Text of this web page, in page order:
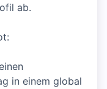
ab.
in einem global